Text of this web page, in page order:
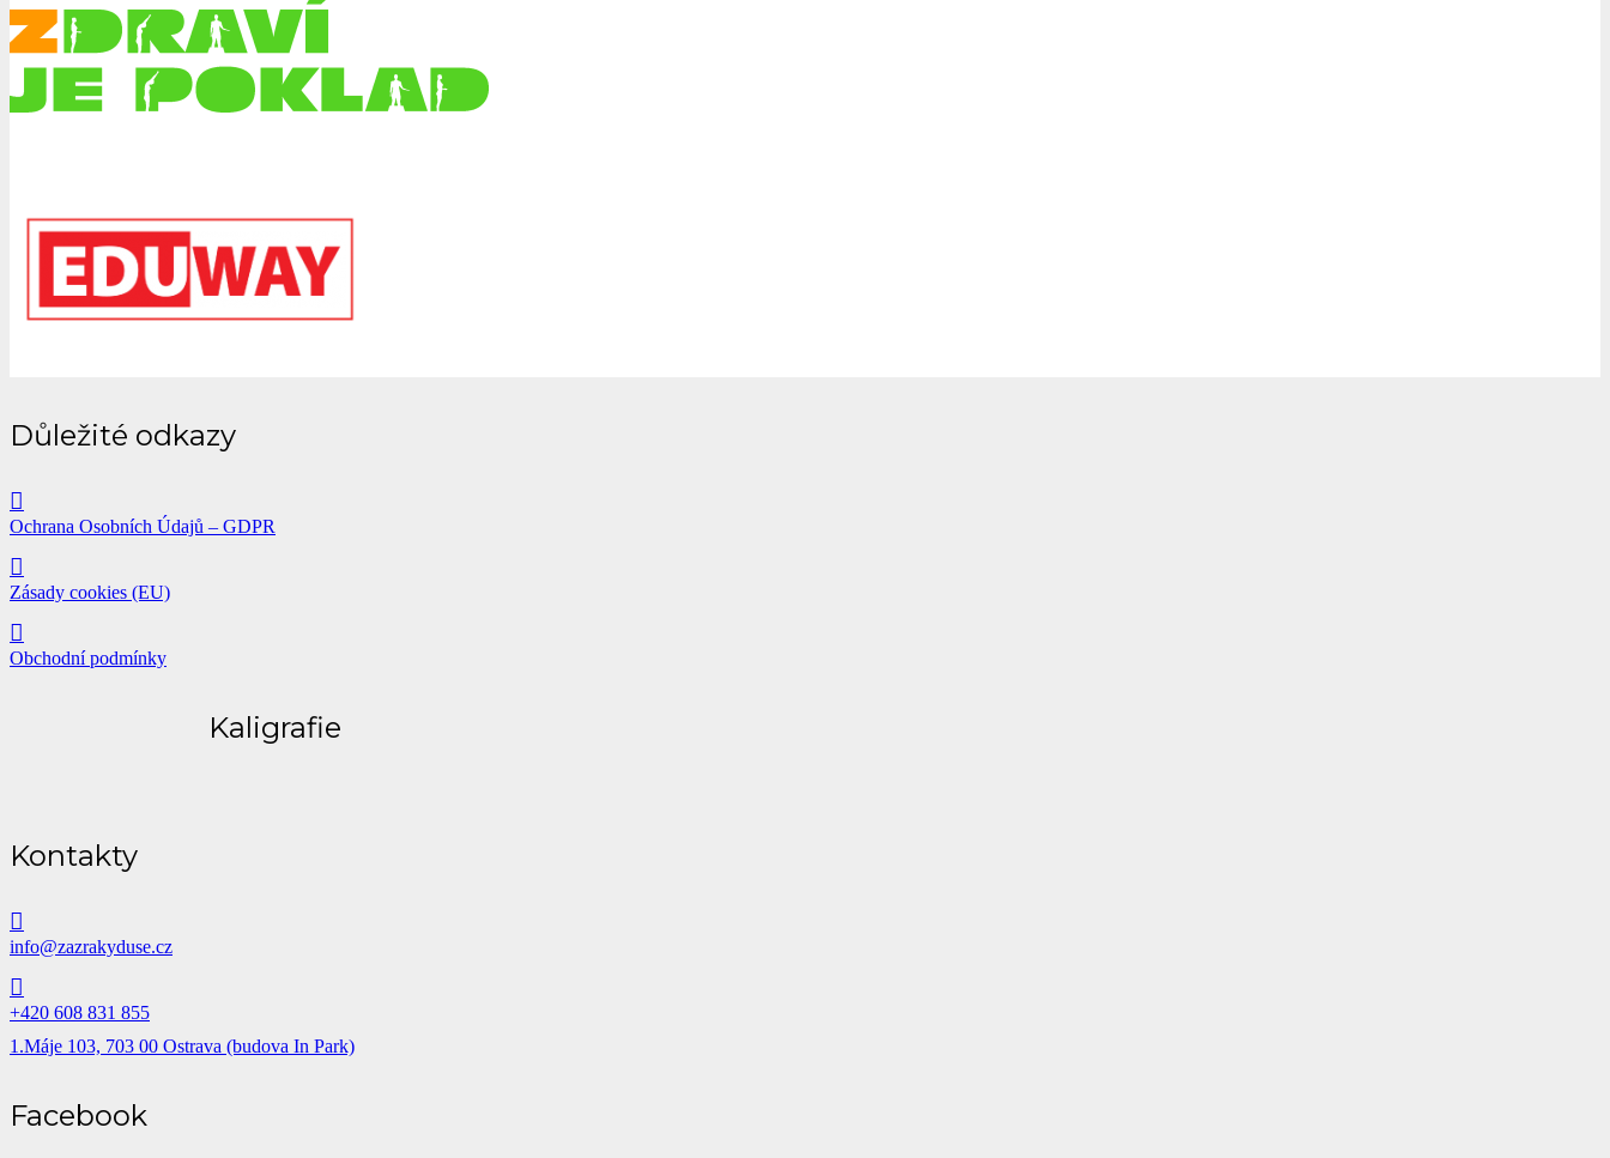
Důležité odkazy
Ochrana Osobních Údajů – GDPR
Zásady cookies (EU)
Obchodní podmínky
Kaligrafie
Kontakty
info@zazrakyduse.cz
+420 608 831 855
1.Máje 103, 703 00 Ostrava (budova In Park)
Facebook